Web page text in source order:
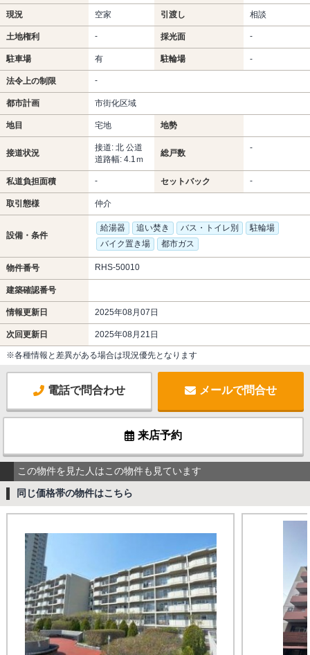
現況 空家 引渡し 相談
土地権利 - 採光面 -
駐車場 有 駐輪場 -
法令上の制限 -
都市計画 市街化区域
地目 宅地 地勢
接道状況
接道: 北 公道
道路幅: 4.1ｍ
総戸数
-
私道負担面積 - セットバック -
取引態様 仲介
設備・条件
給湯器 追い焚き バス・トイレ別
駐輪場
バイク置き場
都市ガス
物件番号 RHS-50010
建築確認番号
情報更新日 2025年08月07日
次回更新日 2025年08月21日
※各種情報と差異がある場合は現況優先となります
電話で問合わせ メールで問合せ
来店予約
この物件を見た人はこの物件も見ています
同じ価格帯の物件はこちら